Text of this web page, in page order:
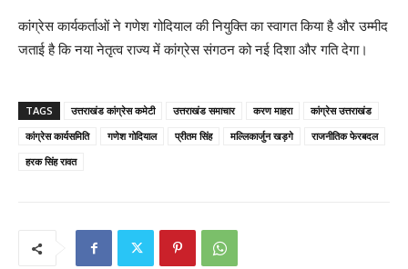
कांग्रेस कार्यकर्ताओं ने गणेश गोदियाल की नियुक्ति का स्वागत किया है और उम्मीद
जताई है कि नया नेतृत्व राज्य में कांग्रेस संगठन को नई दिशा और गति देगा।
TAGS उत्तराखंड कांग्रेस कमेटी उत्तराखंड समाचार करण माहरा
कांग्रेस उत्तराखंड
कांग्रेस कार्यसमिति
गणेश गोदियाल प्रीतम सिंह मल्लिकार्जुन खड़गे
राजनीतिक फेरबदल
हरक सिंह रावत